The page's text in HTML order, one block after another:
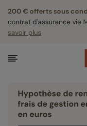
200 € offerts sous
contrat d'assurance vie
savoir plus